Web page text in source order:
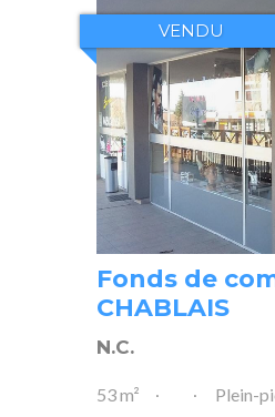
VENDU
Fonds de
CHABLAIS
N.C.
53 m²
Plein-